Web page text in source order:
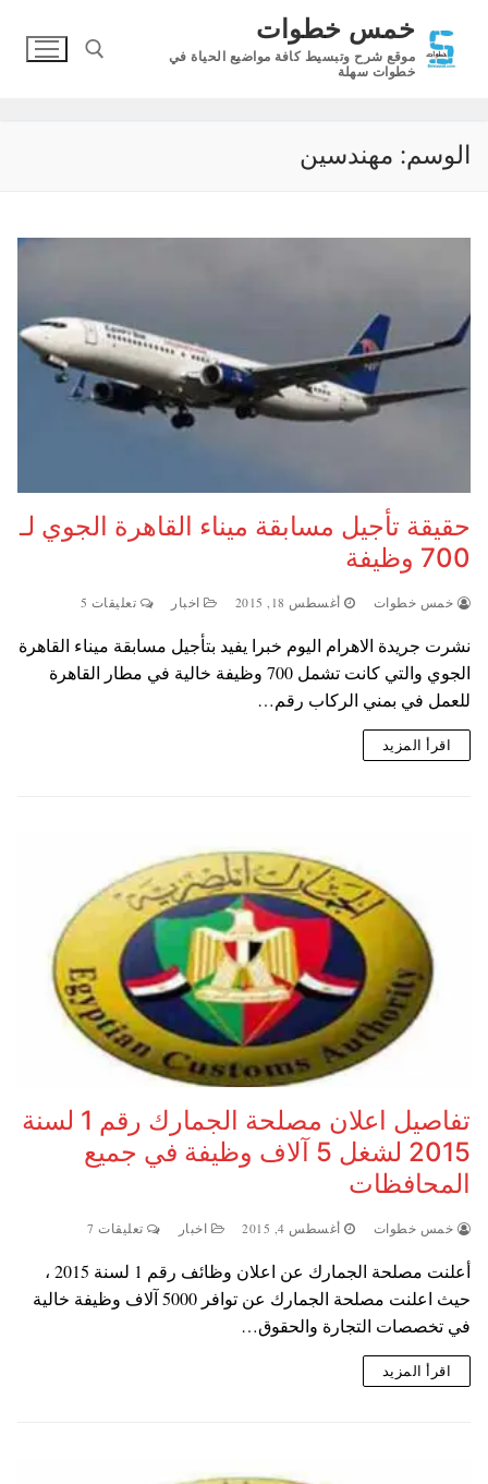
المحتوى
خمس خطوات
موقع شرح وتبسيط كافة مواضيع الحياة في
خطوات سهلة
الوسم: مهندسين
حقيقة تأجيل مسابقة ميناء القاهرة الجوي لـ
700 وظيفة
خمس خطوات أغسطس 18, 2015 اخبار تعليقات 5
نشرت جريدة الاهرام اليوم خبرا يفيد بتأجيل مسابقة ميناء القاهرة
الجوي والتي كانت تشمل 700 وظيفة خالية في مطار القاهرة
للعمل في بمني الركاب رقم…
اقرأ المزيد
تفاصيل اعلان مصلحة الجمارك رقم 1 لسنة
2015 لشغل 5 آلاف وظيفة في جميع
المحافظات
خمس خطوات أغسطس 4, 2015 اخبار تعليقات 7
أعلنت مصلحة الجمارك عن اعلان وظائف رقم 1 لسنة 2015 ،
حيث اعلنت مصلحة الجمارك عن توافر 5000 آلاف وظيفة خالية
في تخصصات التجارة والحقوق…
اقرأ المزيد